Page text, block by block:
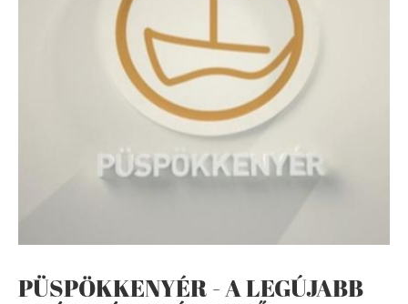
PÜSPÖKKENYÉR - A LEGÚJABB